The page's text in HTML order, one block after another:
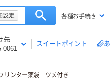
設定 各種お手続き
先
0061
スイートポイント
リンター薬袋 ツメ付き